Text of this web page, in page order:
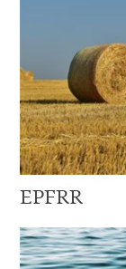
EPFRR